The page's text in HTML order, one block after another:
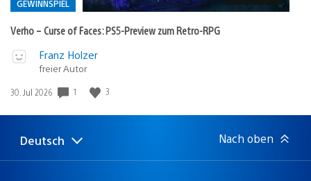
Preview
zum
Retro-
GEWINNSPIEL
Verho – Curse of Faces: PS5-Preview zum Retro-RPG
Veröffentlicht
Gewinnspiel
Franz Holzer
freier Autor
Veröffentlichungsdatum:
30. Jul 2026 1 3
Select
a
Aktuelle
Region:
Deutsch Nach oben